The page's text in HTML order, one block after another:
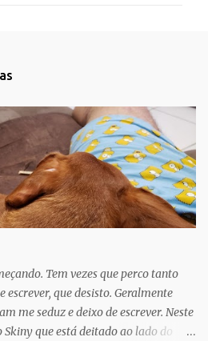
Tem vezes que perco tanto
escrever, que desisto. Geralmente
me seduz e deixo de escrever. Neste
que está deitado ao lado do